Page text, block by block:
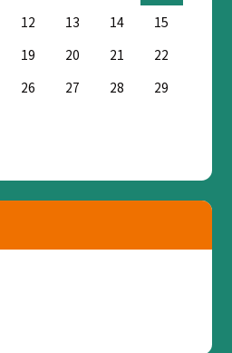
12 13 14
15
19 20 21
22
26 27 28
29